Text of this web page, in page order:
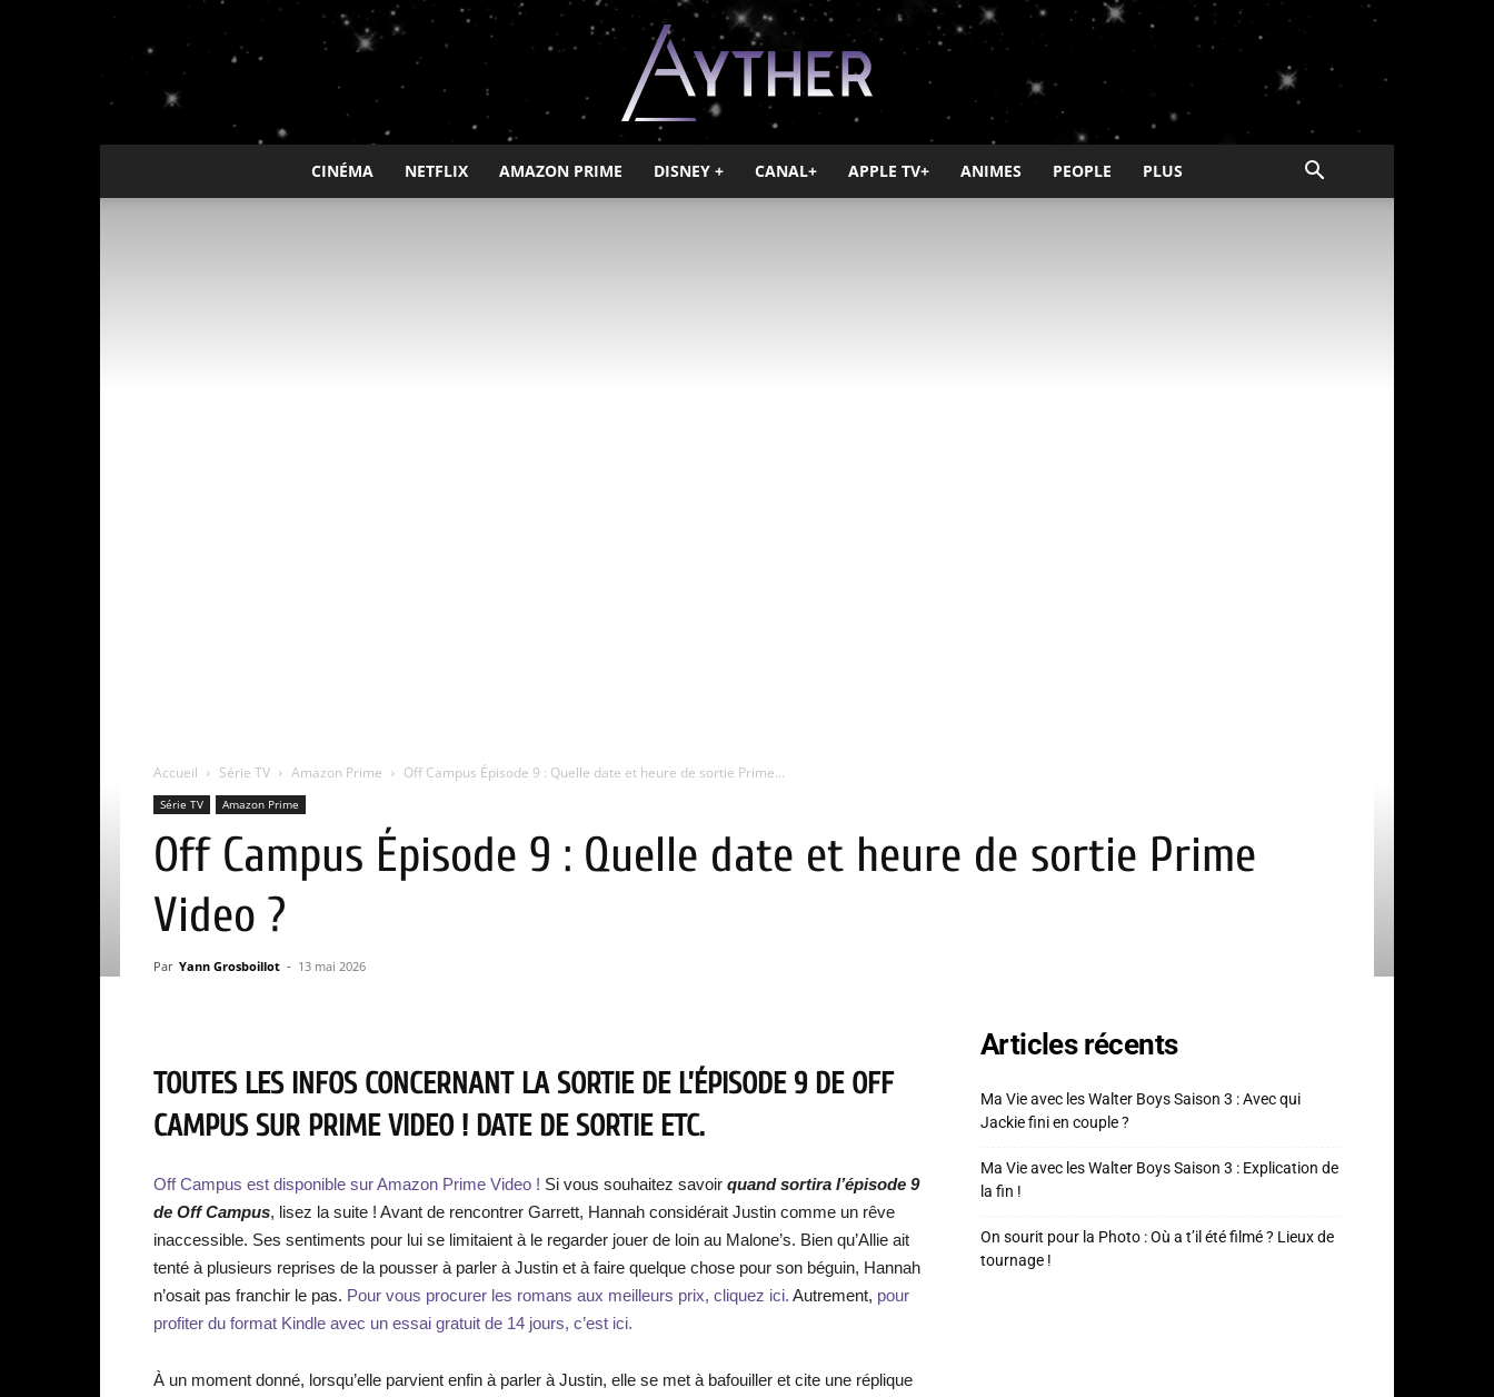
Ayther
CINÉMA NETFLIX AMAZON PRIME DISNEY + CANAL+ APPLE TV+ ANIMES PEOPLE PLUS
Accueil Série TV Amazon Prime Off Campus Épisode 9 : Quelle date et heure de sortie Prime...
Série TV Amazon Prime
Off Campus Épisode 9 : Quelle date et heure de sortie Prime
Video ?
Par Yann Grosboillot - 13 mai 2026
TOUTES LES INFOS CONCERNANT LA SORTIE DE L’ÉPISODE 9 DE OFF
CAMPUS SUR PRIME VIDEO ! DATE DE SORTIE ETC.
Off Campus est disponible sur Amazon Prime Video ! Si vous souhaitez savoir quand sortira l’épisode 9
de Off Campus, lisez la suite ! Avant de rencontrer Garrett, Hannah considérait Justin comme un rêve
inaccessible. Ses sentiments pour lui se limitaient à le regarder jouer de loin au Malone’s. Bien qu’Allie ait
tenté à plusieurs reprises de la pousser à parler à Justin et à faire quelque chose pour son béguin, Hannah
n’osait pas franchir le pas. Pour vous procurer les romans aux meilleurs prix, cliquez ici. Autrement, pour
profiter du format Kindle avec un essai gratuit de 14 jours, c’est ici.
À un moment donné, lorsqu’elle parvient enfin à parler à Justin, elle se met à bafouiller et cite une réplique
Articles récents
Ma Vie avec les Walter Boys Saison 3 : Avec qui
Jackie fini en couple ?
Ma Vie avec les Walter Boys Saison 3 : Explication de
la fin !
On sourit pour la Photo : Où a t’il été filmé ? Lieux de
tournage !